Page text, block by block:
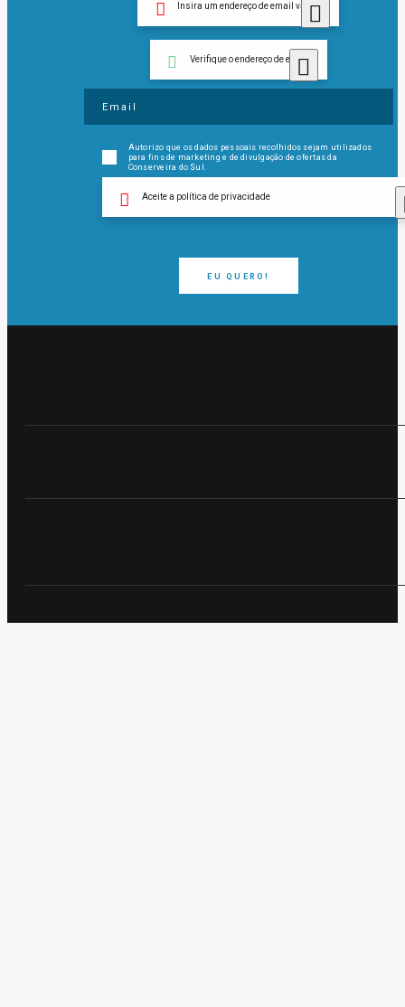
EU QUERO!
Insira um endereço de email válido
Verifique o endereço de email
Autorizo que os dados pessoais recolhidos sejam utilizados
para fins de marketing e de divulgação de ofertas da
Conserveira do Sul.
Aceite a política de privacidade